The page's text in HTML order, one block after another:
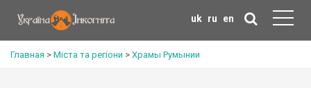
uk ru en
Главная > Міста та регіони > Храмы Румынии